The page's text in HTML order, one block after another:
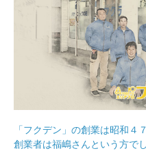
「フクデン」の創業は昭和４
創業者は福嶋さんという方でし